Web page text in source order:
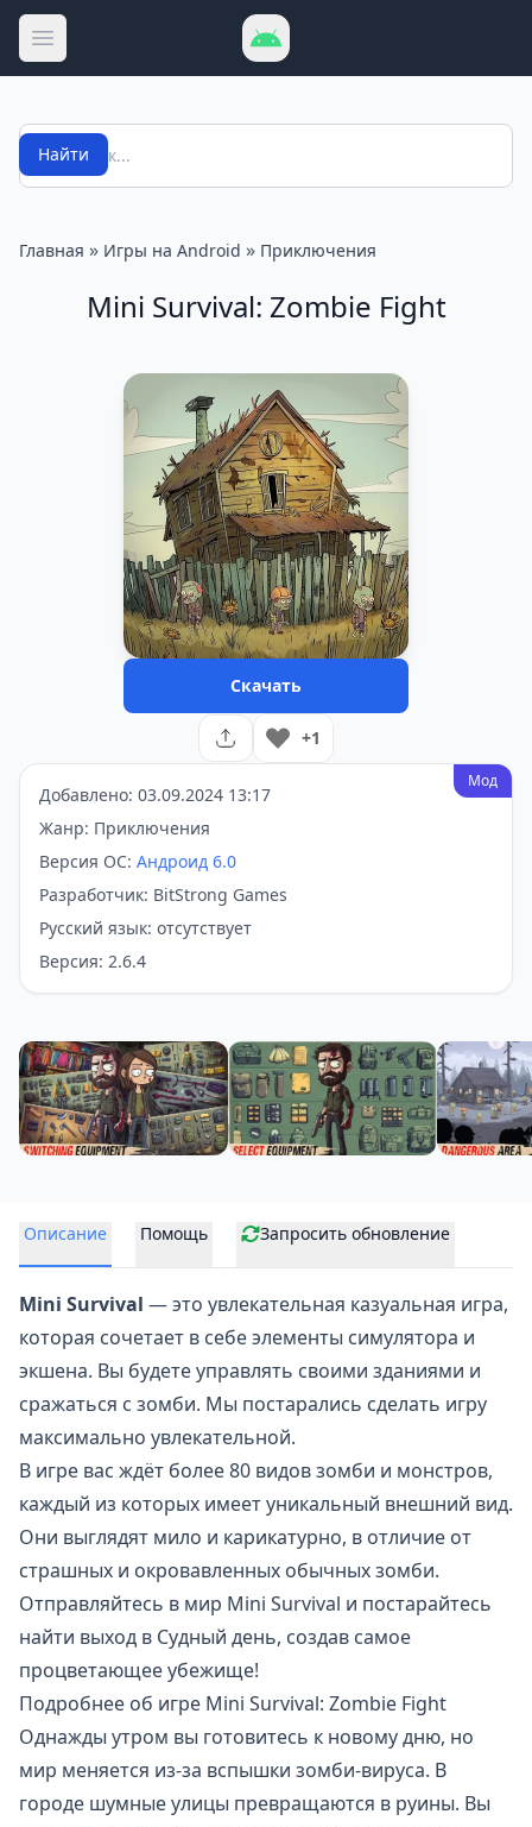
Открыть меню
Поиск
Найти
Главная » Игры на Android » Приключения
Mini Survival: Zombie Fight
Скачать
+1
Мод
Добавлено: 03.09.2024 13:17
Жанр: Приключения
Версия ОС: Андроид 6.0
Разработчик: BitStrong Games
Русский язык: отсутствует
Версия: 2.6.4
Описание Помощь Запросить обновление
Mini Survival — это увлекательная казуальная игра,
которая сочетает в себеэлементы симулятора и
экшена. Вы будете управлять своими зданиями и
сражаться с зомби. Мы постарались сделать игру
максимально увлекательной.
В игре вас ждёт более 80 видов зомби и монстров,
каждый из которых имеет уникальный внешний вид.
Они выглядят мило и карикатурно, в отличие от
страшных и окровавленных обычных зомби.
Отправляйтесь в мир Mini Survival и постарайтесь
найти выход в Судный день, создав самое
процветающее убежище!
Подробнее об игре Mini Survival: Zombie Fight
Однажды утром вы готовитесь к новому дню, но
мир меняется из-за вспышки зомби-вируса. В
городе шумные улицы превращаются в руины. Вы